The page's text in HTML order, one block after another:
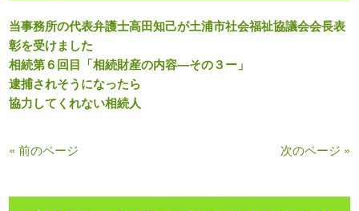
当事務所の代表弁護士高田知己が土浦市社会福祉協議会会長表
彰を受けました
相続第６回目「相続財産の内容―その３ー」
逮捕されそうになったら
協力してくれない相続人
« 前のページ 次のページ »